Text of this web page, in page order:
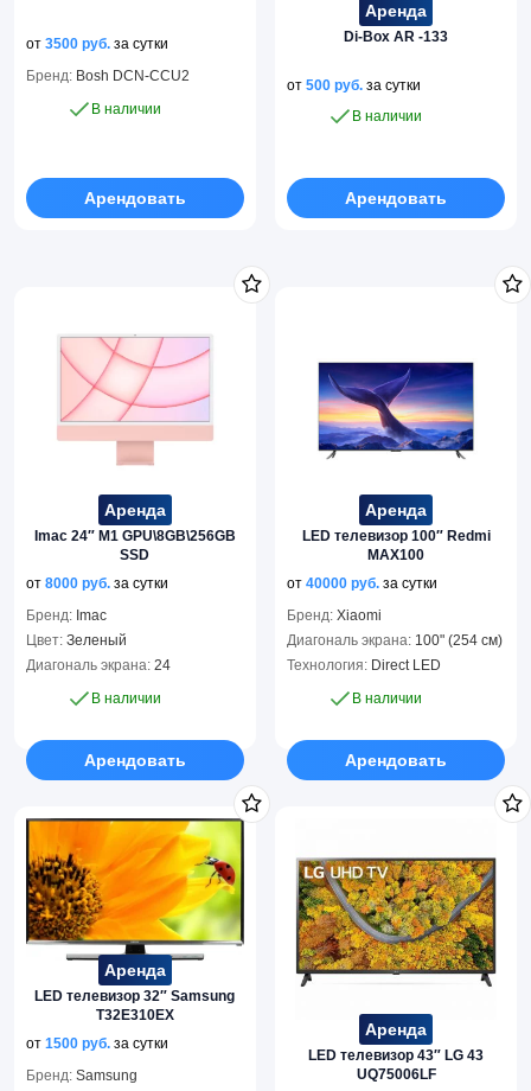
от 3500 руб. за сутки
Бренд: Bosh DCN-CCU2
В наличии
Арендовать
Аренда
Di-Box AR -133
от500руб. за сутки
В наличии
Арендовать
Аренда
Imac 24″ M1 GPU\8GB\256GB
SSD
от 8000 руб. за сутки
Бренд: Imac
Цвет: Зеленый
Диагональ экрана: 24
В наличии
Арендовать
Аренда
LED телевизор 100″ Redmi
MAX100
от40000руб. за сутки
Бренд: Xiaomi
Диагональ экрана: 100" (254 см)
Технология: Direct LED
В наличии
Арендовать
Аренда
LED телевизор 32″ Samsung
T32E310EX
от 1500 руб. за сутки
Бренд: Samsung
Аренда
LED телевизор 43″ LG 43
UQ75006LF